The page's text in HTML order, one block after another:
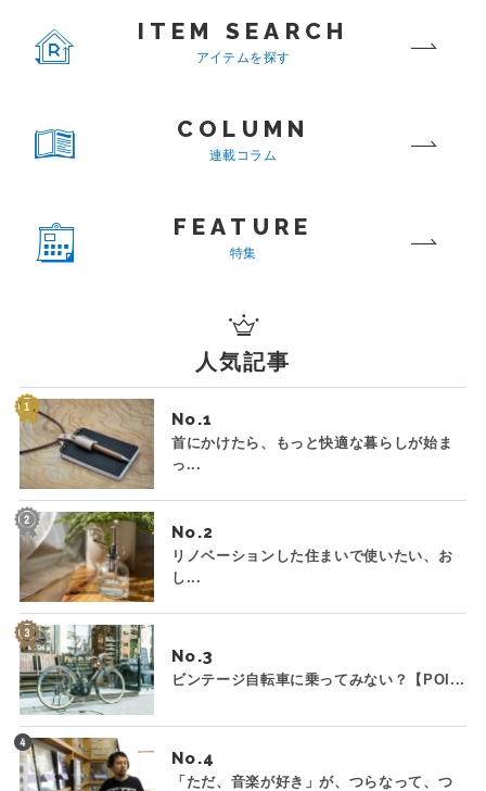
ITEM SEARCH
アイテムを探す
COLUMN
連載コラム
FEATURE
特集
人気記事
No.
首にかけたら、もっと快適な暮らしが始ま
っ...
No.
リノベーションした住まいで使いたい、お
し...
No.
ビンテージ自転車に乗ってみない？【POI...
No.
「ただ、音楽が好き」が、つらなって、つ